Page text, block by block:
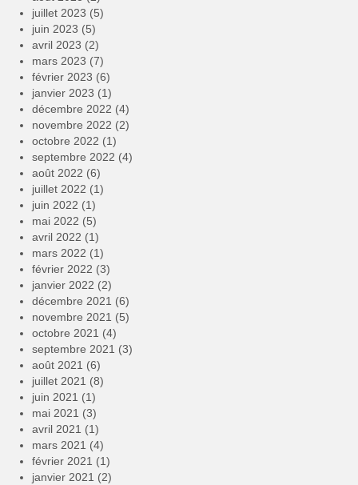
juillet 2023 (5)
juin 2023 (5)
avril 2023 (2)
mars 2023 (7)
février 2023 (6)
janvier 2023 (1)
décembre 2022 (4)
novembre 2022 (2)
octobre 2022 (1)
septembre 2022 (4)
août 2022 (6)
juillet 2022 (1)
juin 2022 (1)
mai 2022 (5)
avril 2022 (1)
mars 2022 (1)
février 2022 (3)
janvier 2022 (2)
décembre 2021 (6)
novembre 2021 (5)
octobre 2021 (4)
septembre 2021 (3)
août 2021 (6)
juillet 2021 (8)
juin 2021 (1)
mai 2021 (3)
avril 2021 (1)
mars 2021 (4)
février 2021 (1)
janvier 2021 (2)